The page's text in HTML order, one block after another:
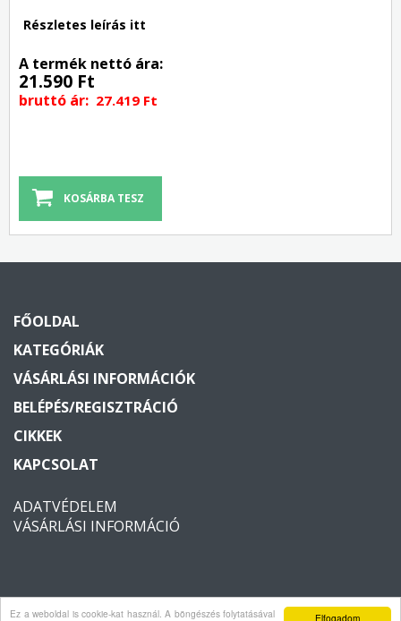
Elfogadom
Ez a weboldal is cookie-kat használ. A böngészés folytatásával
Részletes leírás itt
A termék nettó ára:
21.590 Ft
bruttó ár: 27.419 Ft
FŐOLDAL
KATEGÓRIÁK
VÁSÁRLÁSI INFORMÁCIÓK
BELÉPÉS/REGISZTRÁCIÓ
CIKKEK
KAPCSOLAT
ADATVÉDELEM
VÁSÁRLÁSI INFORMÁCIÓ
Copyright © 2026 Vagyonvedelem2000. Minden jog fenntartva.